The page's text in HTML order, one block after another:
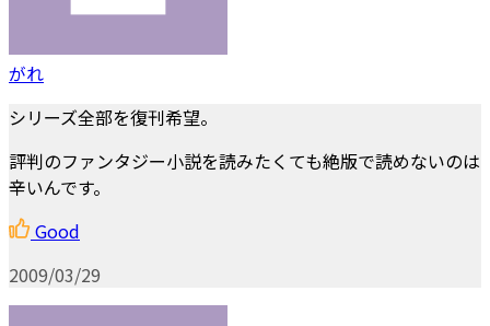
がれ
シリーズ全部を復刊希望。
評判のファンタジー小説を読みたくても絶版で読めないのは
辛いんです。
Good
2009/03/29